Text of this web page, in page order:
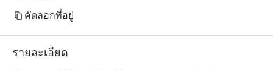
คัดลอกที่อยู่
รายละเอียด